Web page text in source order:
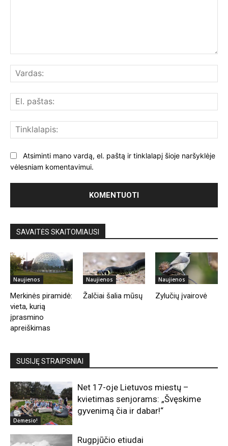
Atsiminti mano vardą, el. paštą ir tinklalapį šioje naršyklėje
vėlesniam komentavimui.
SAVAITĖS SKAITOMIAUSI
Naujienos
Merkinės piramidė:
vieta, kurią
įprasmino
apreiškimas
Naujienos
Žalčiai šalia mūsų
Naujienos
Zylučių įvairovė
SUSIJĘ STRAIPSNIAI
Dėmesio!
Net 17-oje Lietuvos miestų –
kvietimas senjorams: „Švęskime
gyvenimą čia ir dabar!“
Rugpjūčio etiudai